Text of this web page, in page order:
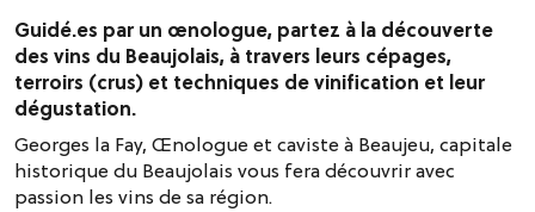
Guidé.es par un œnologue, partez à la découverte
des vins du Beaujolais, à travers leurs cépages,
terroirs (crus) et techniques de vinification et leur
dégustation.
Georges la Fay, Œnologue et caviste à Beaujeu, capitale
historique du Beaujolais vous fera découvrir avec
passion les vins de sa région.